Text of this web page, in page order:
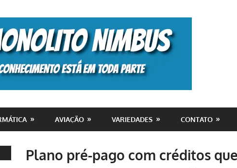
AVIAÇÃO VARIEDADES CONTATO
Plano pré-pago com créditos